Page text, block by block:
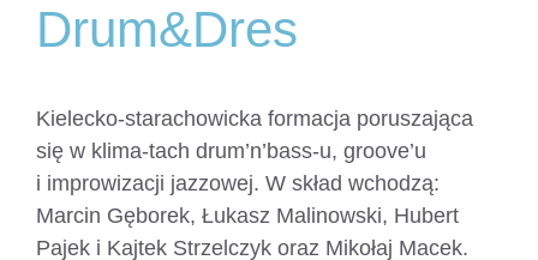
Drum&Dres
Kielecko-starachowicka formacja poruszająca
się w klima-tach drum’n’bass-u, groove’u
i improwizacji jazzowej. W skład wchodzą:
Marcin Gęborek, Łukasz Malinowski, Hubert
Pajek i Kajtek Strzelczyk oraz Mikołaj Macek.